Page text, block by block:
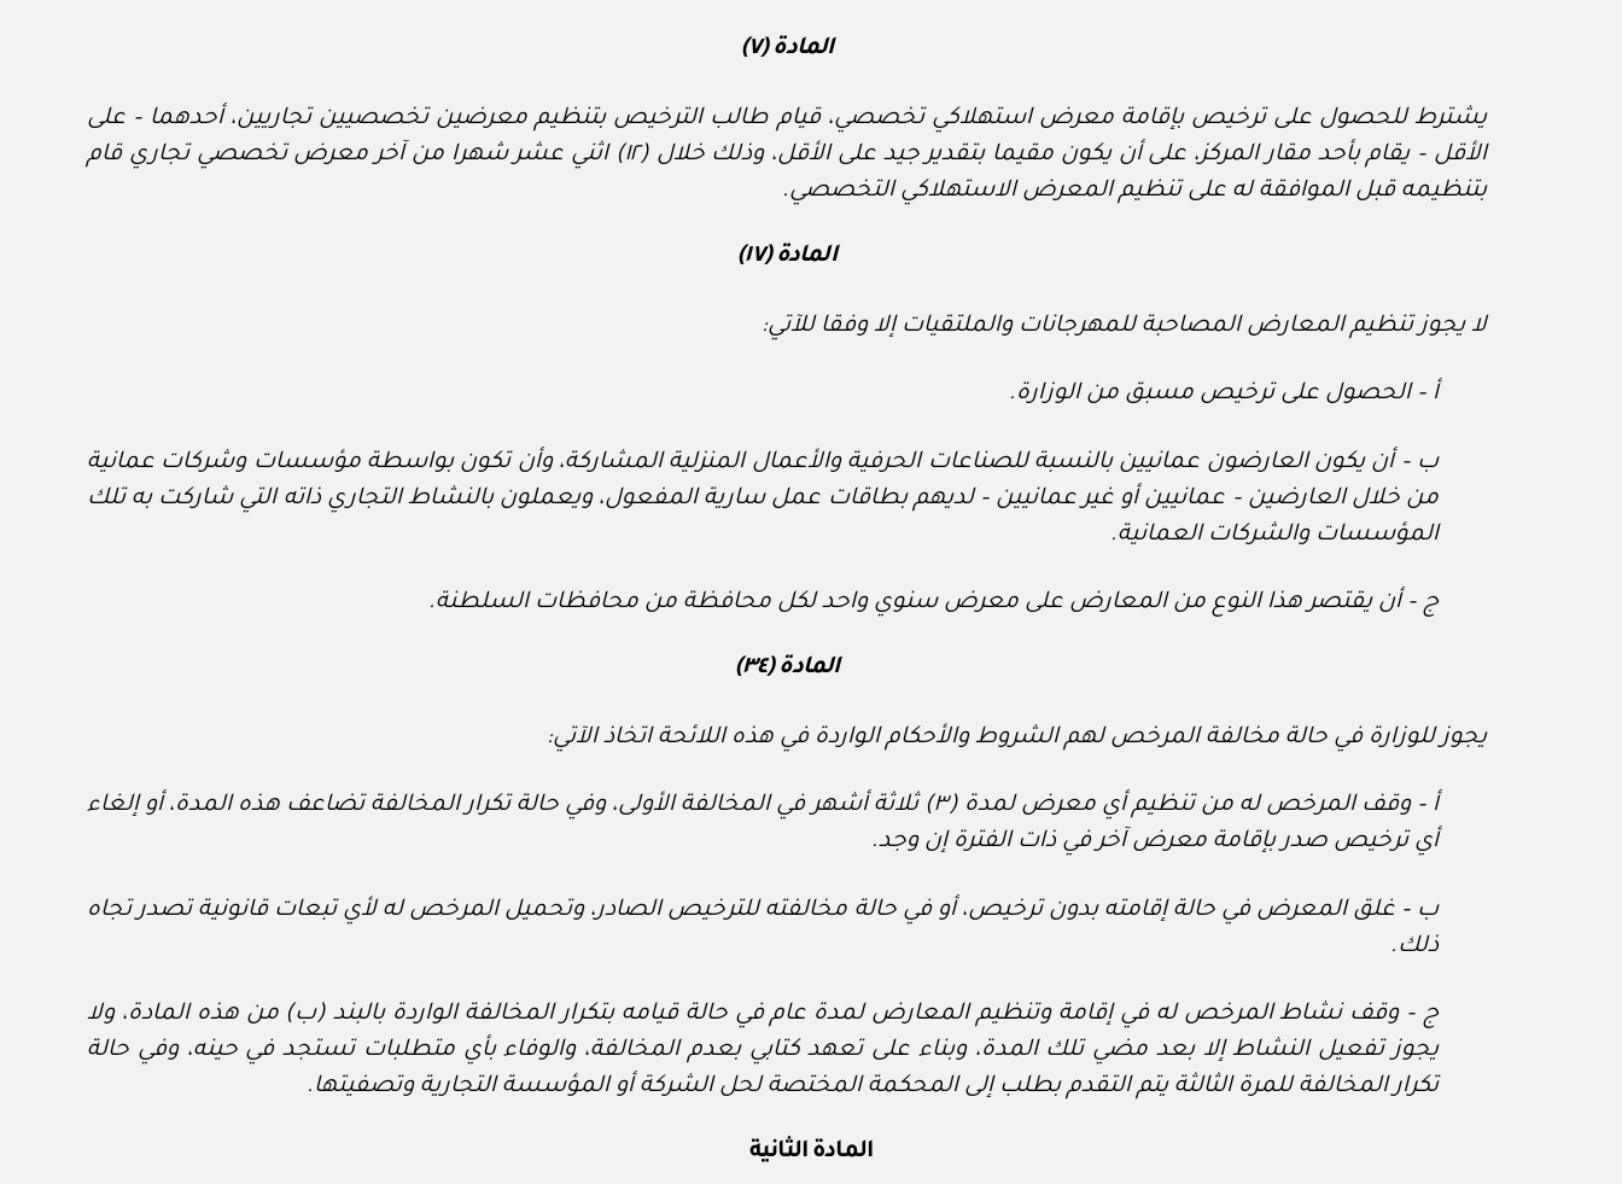
المادة (٧)
يشترط للحصول على ترخيص بإقامة معرض استهلاكي تخصصي، قيام طالب الترخيص بتنظيم معرضين تخصصيين تجاريين، أحدهما – على
الأقل – يقام بأحد مقار المركز، على أن يكون مقيما بتقدير جيد على الأقل، وذلك خلال (١٢) اثني عشر شهرا من آخر معرض تخصصي تجاري قام
بتنظيمه قبل الموافقة له على تنظيم المعرض الاستهلاكي التخصصي.
المادة (١٧)
لا يجوز تنظيم المعارض المصاحبة للمهرجانات والملتقيات إلا وفقا للآتي:
أ – الحصول على ترخيص مسبق من الوزارة.
ب – أن يكون العارضون عمانيين بالنسبة للصناعات الحرفية والأعمال المنزلية المشاركة، وأن تكون بواسطة مؤسسات وشركات عمانية
من خلال العارضين – عمانيين أو غير عمانيين – لديهم بطاقات عمل سارية المفعول، ويعملون بالنشاط التجاري ذاته التي شاركت به تلك
المؤسسات والشركات العمانية.
ج – أن يقتصر هذا النوع من المعارض على معرض سنوي واحد لكل محافظة من محافظات السلطنة.
المادة (٣٤)
يجوز للوزارة في حالة مخالفة المرخص لهم الشروط والأحكام الواردة في هذه اللائحة اتخاذ الآتي:
أ – وقف المرخص له من تنظيم أي معرض لمدة (٣) ثلاثة أشهر في المخالفة الأولى، وفي حالة تكرار المخالفة تضاعف هذه المدة، أو إلغاء
أي ترخيص صدر بإقامة معرض آخر في ذات الفترة إن وجد.
ب – غلق المعرض في حالة إقامته بدون ترخيص، أو في حالة مخالفته للترخيص الصادر، وتحميل المرخص له لأي تبعات قانونية تصدر تجاه
ذلك.
ج – وقف نشاط المرخص له في إقامة وتنظيم المعارض لمدة عام في حالة قيامه بتكرار المخالفة الواردة بالبند (ب) من هذه المادة، ولا
يجوز تفعيل النشاط إلا بعد مضي تلك المدة، وبناء على تعهد كتابي بعدم المخالفة، والوفاء بأي متطلبات تستجد في حينه، وفي حالة
تكرار المخالفة للمرة الثالثة يتم التقدم بطلب إلى المحكمة المختصة لحل الشركة أو المؤسسة التجارية وتصفيتها.
المادة الثانية